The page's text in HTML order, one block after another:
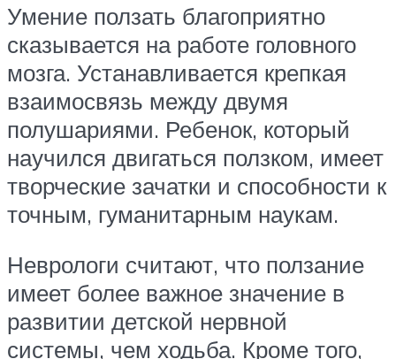
Умение ползать благоприятно
сказывается на работе головного
мозга. Устанавливается крепкая
взаимосвязь между двумя
полушариями. Ребенок, который
научился двигаться ползком, имеет
творческие зачатки и способности к
точным, гуманитарным наукам.
Неврологи считают, что ползание
имеет более важное значение в
развитии детской нервной
системы, чем ходьба. Кроме того,